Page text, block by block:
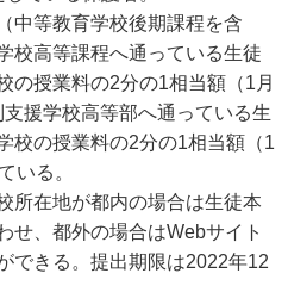
中等教育学校後期課程を含
校高等課程へ通っている生徒
の授業料の2分の1相当額（1月
援学校高等部へ通っている生
校の授業料の2分の1相当額（1
いる。
所在地が都内の場合は生徒本
せ、都外の場合はWebサイト
できる。提出期限は2022年12